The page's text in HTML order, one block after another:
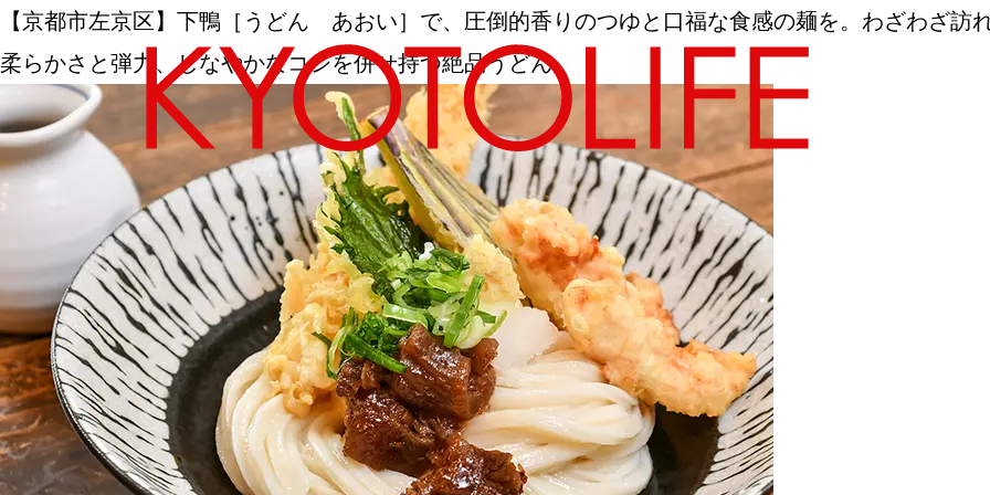
エリアから探す 地図から探す
カテゴリーから探す
【京都市左京区】下鴨［うどん あおい］で、圧倒的香りのつゆと口福な食感の麺を。わざわざ訪
柔らかさと弾力、しなやかなコシを併せ持つ絶品うどん